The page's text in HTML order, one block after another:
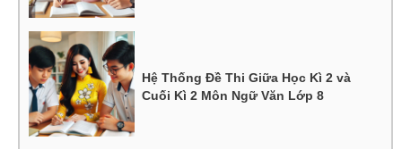
Hệ Thống Đề Thi Giữa Học Kì 2 và
Cuối Kì 2 Môn Ngữ Văn Lớp 8